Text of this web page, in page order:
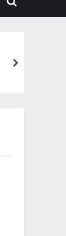
Toggle
next